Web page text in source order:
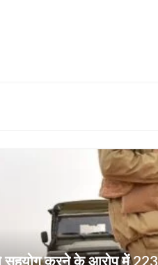
सहयोग करने के आरोप में 223